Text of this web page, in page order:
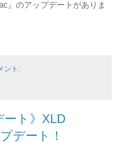
』のアップデートがありま
ント:
ート》XLD
デート！